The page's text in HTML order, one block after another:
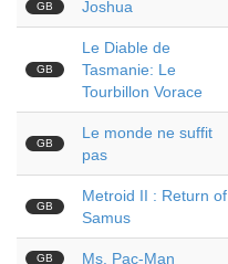
GB Joshua
GB
Le Diable de
Tasmanie: Le
Tourbillon Vorace
GB
Le monde ne suffit
pas
GB
Metroid II : Return of
Samus
GB Ms. Pac-Man